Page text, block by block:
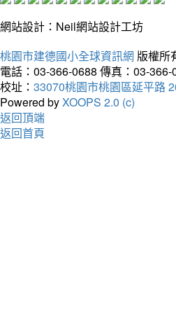
網站設計：Neil網站設計工坊
桃園市建德國小全球資訊網 版權所
電話：03-366-0688 傳真：03-366-
校址： 33070桃園市桃園區延平路
Powered byXOOPS 2.0 (c)
返回頂端
返回首頁